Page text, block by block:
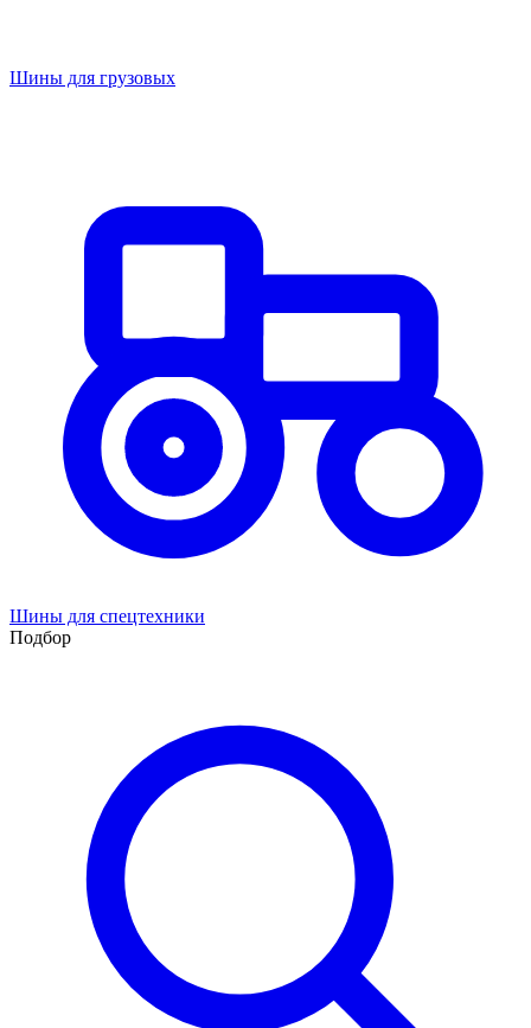
Шины для грузовых
Шины для спецтехники
Подбор